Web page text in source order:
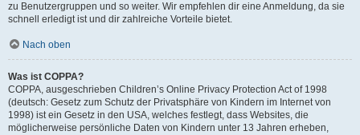
zu Benutzergruppen und so weiter. Wir empfehlen dir eine Anmeldung, da sie
schnell erledigt ist und dir zahlreiche Vorteile bietet.
Nach oben
Was ist COPPA?
COPPA, ausgeschrieben Children’s Online Privacy Protection Act of 1998
(deutsch: Gesetz zum Schutz der Privatsphäre von Kindern im Internet von
1998) ist ein Gesetz in den USA, welches festlegt, dass Websites, die
möglicherweise persönliche Daten von Kindern unter 13 Jahren erheben,